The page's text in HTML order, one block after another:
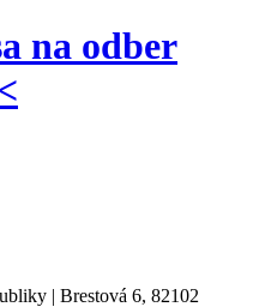
na odber
| Brestová 6, 82102